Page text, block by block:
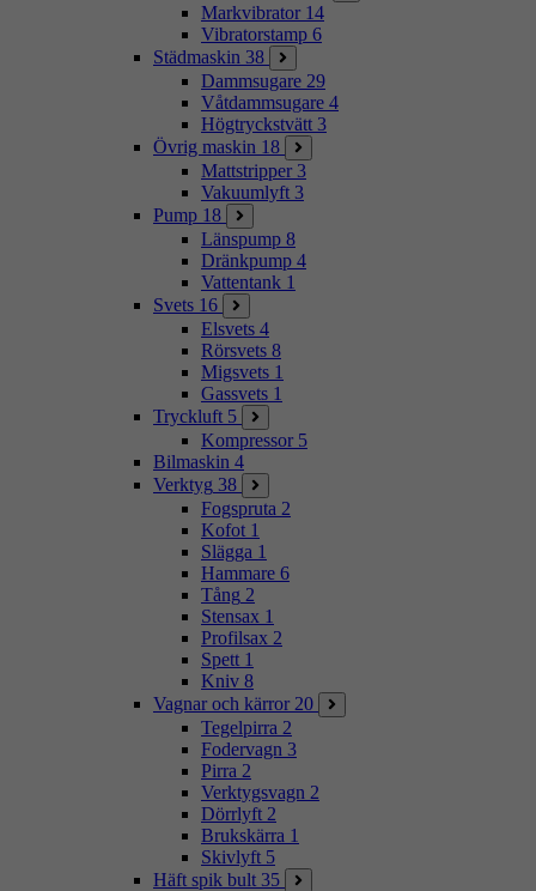
Markvibrator 14
Vibratorstamp 6
Städmaskin 38
Dammsugare 29
Våtdammsugare 4
Högtryckstvätt 3
Övrig maskin 18
Mattstripper 3
Vakuumlyft 3
Pump 18
Länspump 8
Dränkpump 4
Vattentank 1
Svets 16
Elsvets 4
Rörsvets 8
Migsvets 1
Gassvets 1
Tryckluft 5
Kompressor 5
Bilmaskin 4
Verktyg 38
Fogspruta 2
Kofot 1
Slägga 1
Hammare 6
Tång 2
Stensax 1
Profilsax 2
Spett 1
Kniv 8
Vagnar och kärror 20
Tegelpirra 2
Fodervagn 3
Pirra 2
Verktygsvagn 2
Dörrlyft 2
Brukskärra 1
Skivlyft 5
Häft spik bult 35